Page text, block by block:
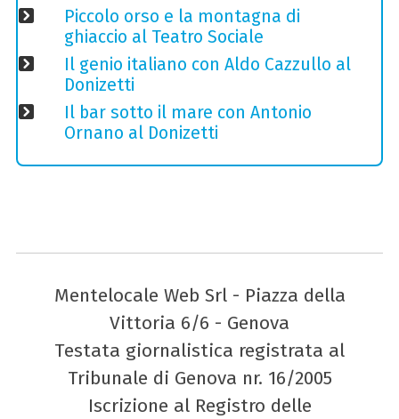
Piccolo orso e la montagna di
ghiaccio al Teatro Sociale
Il genio italiano con Aldo Cazzullo al
Donizetti
Il bar sotto il mare con Antonio
Ornano al Donizetti
Mentelocale Web Srl - Piazza della
Vittoria 6/6 - Genova
Testata giornalistica registrata al
Tribunale di Genova nr. 16/2005
Iscrizione al Registro delle